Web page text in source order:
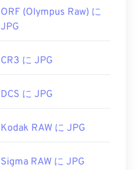
ORF (Olympus Raw) に
JPG
CR3 に JPG
DCS に JPG
Kodak RAW に JPG
Sigma RAW に JPG